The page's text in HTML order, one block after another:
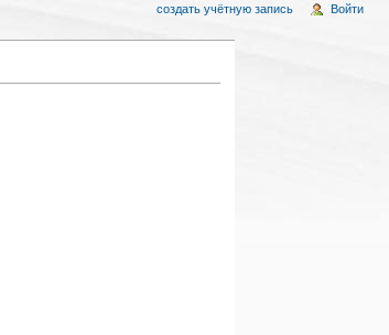
создать учётную запись Войти